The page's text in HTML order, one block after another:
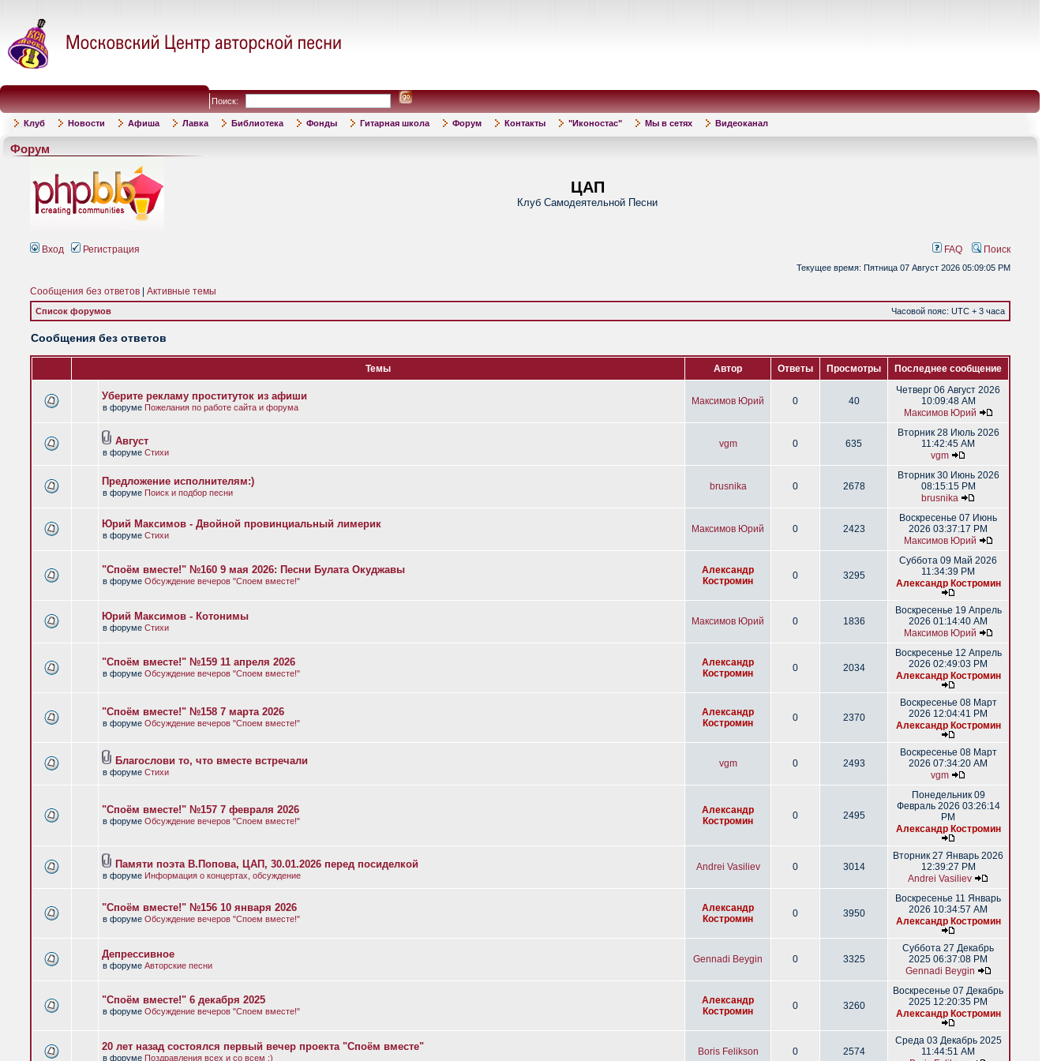
Поиск:
Клуб Новости Афиша Лавка Библиотека Фонды Гитарная школа Форум Контакты "Иконостас" Мы в сетях Видеоканал
Форум
ЦАП
Клуб Самодеятельной Песни
Вход Регистрация FAQ Поиск
Текущее время: Пятница 07 Август 2026 05:09:05 PM
Сообщения без ответов Активные темы
Список форумов Часовой пояс: UTC + 3 часа
Сообщения без ответов
Темы Автор Ответы Просмотры Последнее сообщение
Уберите рекламу проституток из афиши
в форуме Пожелания по работе сайта и форума
Максимов Юрий 0 40
Четверг 06 Август 2026
10:09:48 AM
Максимов Юрий
Август
в форуме Стихи
vgm 0 635
Вторник 28 Июль 2026
11:42:45 AM
vgm
Предложение исполнителям:)
в форуме Поиск и подбор песни
brusnika 0 2678
Вторник 30 Июнь 2026
08:15:15 PM
brusnika
Юрий Максимов - Двойной провинциальный лимерик
в форуме Стихи
Максимов Юрий 0 2423
Воскресенье 07 Июнь
2026 03:37:17 PM
Максимов Юрий
"Споём вместе!" №160 9 мая 2026: Песни Булата Окуджавы
в форуме Обсуждение вечеров "Споем вместе!"
Александр
Костромин
0 3295
Суббота 09 Май 2026
11:34:39 PM
Александр Костромин
Юрий Максимов - Котонимы
в форуме Стихи
Максимов Юрий 0 1836
Воскресенье 19 Апрель
2026 01:14:40 AM
Максимов Юрий
"Споём вместе!" №159 11 апреля 2026
в форуме Обсуждение вечеров "Споем вместе!"
Александр
Костромин
0 2034
Воскресенье 12 Апрель
2026 02:49:03 PM
Александр Костромин
"Споём вместе!" №158 7 марта 2026
в форуме Обсуждение вечеров "Споем вместе!"
Александр
Костромин
0 2370
Воскресенье 08 Март
2026 12:04:41 PM
Александр Костромин
Благослови то, что вместе встречали
в форуме Стихи
vgm 0 2493
Воскресенье 08 Март
2026 07:34:20 AM
vgm
"Споём вместе!" №157 7 февраля 2026
в форуме Обсуждение вечеров "Споем вместе!"
Александр
Костромин
0 2495
Понедельник 09
Февраль 2026 03:26:14
PM
Александр Костромин
Памяти поэта В.Попова, ЦАП, 30.01.2026 перед посиделкой
в форуме Информация о концертах, обсуждение
Andrei Vasiliev 0 3014
Вторник 27 Январь 2026
12:39:27 PM
Andrei Vasiliev
"Споём вместе!" №156 10 января 2026
в форуме Обсуждение вечеров "Споем вместе!"
Александр
Костромин
0 3950
Воскресенье 11 Январь
2026 10:34:57 AM
Александр Костромин
Депрессивное
в форуме Авторские песни
Gennadi Beygin 0 3325
Суббота 27 Декабрь
2025 06:37:08 PM
Gennadi Beygin
"Споём вместе!" 6 декабря 2025
в форуме Обсуждение вечеров "Споем вместе!"
Александр
Костромин
0 3260
Воскресенье 07 Декабрь
2025 12:20:35 PM
Александр Костромин
20 лет назад состоялся первый вечер проекта "Споём вместе"
в форуме Поздравления всех и со всем :)
Boris Felikson 0 2574
Среда 03 Декабрь 2025
11:44:51 AM